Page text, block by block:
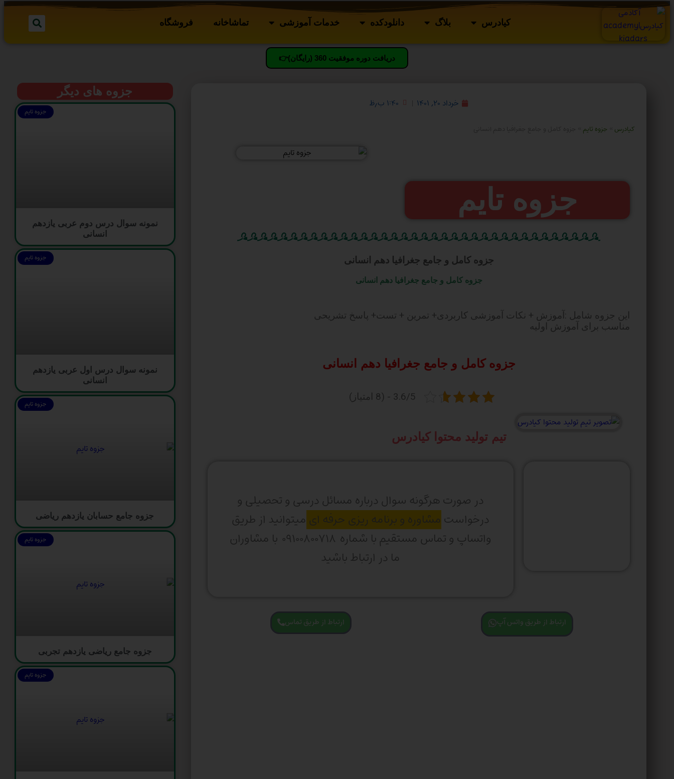
کیادرس بلاگ دانلودکده خدمات آموزشی تماشاخانه فروشگاه
دریافت دوره موفقیت 360 (رایگان)👉
خرداد ۲۰, ۱۴۰۱ ۱:۴۰ ب٫ظ
کیادرس جزوه تایم
جزوه تایم
جزوه کامل و جامع جغرافیا دهم انسانی
جزوه کامل و جامع جغرافیا دهم انسانی
این جزوه شامل :آموزش + نکات آموزشی کاربردی+ تمرین + تست+ پاسخ تشریحی
مناسب برای آموزش اولیه
جزوه کامل و جامع جغرافیا دهم انسانی
3.6/5 - (8 امتیاز)
تیم تولید محتوا کیادرس
در صورت هرگونه سوال درباره مسائل درسی و تحصیلی و
درخواست مشاوره و برنامه ریزی حرفه ای میتوانید از طریق
واتساپ و تماس مستقیم با شماره ۰۹۱۰۰۸۰۰۷۱۸ با مشاوران
ما در ارتباط باشید
ارتباط از طریق واتس آپ ارتباط از طریق تماس
جزوه های دیگر
جزوه تایم
نمونه سوال درس دوم عربی یازدهم
انسانی
جزوه تایم
نمونه سوال درس اول عربی یازدهم
انسانی
جزوه تایم
جزوه جامع حسابان یازدهم ریاضی
جزوه تایم
جزوه جامع ریاضی یازدهم تجربی
جزوه تایم